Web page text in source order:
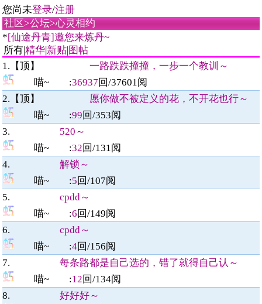
您尚未登录/注册
社区>公坛>心灵相约
*[仙途丹青]邀您来炼丹~
所有|精华|新贴|图帖
1.【顶】
一路跌跌撞撞，一步一个教训～
喵~ :36937回/37601阅
2.【顶】
愿你做不被定义的花，不开花也行～
喵~ :99回/353阅
3. 520～
喵~ :32回/131阅
4. 解锁～
喵~ :5回/107阅
5. cpdd～
喵~ :6回/149阅
6. cpdd～
喵~ :4回/156阅
7. 每条路都是自己选的，错了就得自己认～
喵~ :12回/134阅
8. 好好好～